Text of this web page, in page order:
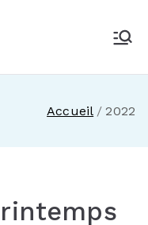
Accueil 2022